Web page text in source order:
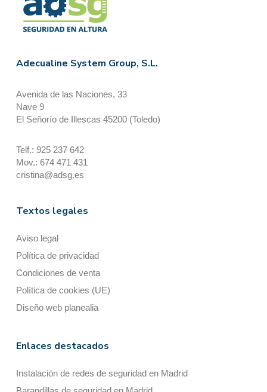
Adecualine System Group, S.L.
Avenida de las Naciones, 33
Nave 9
El Señorío de Illescas 45200 (Toledo)
Telf.: 925 237 642
Mov.: 674 471 431
cristina@adsg.es
Textos legales
Aviso legal
Política de privacidad
Condiciones de venta
Política de cookies (UE)
Diseño web planealia
Enlaces destacados
Instalación de redes de seguridad en Madrid